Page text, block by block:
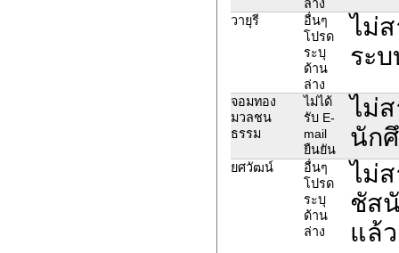
ล่าง
วายุรี
อื่นๆ
โปรด
ระบุ
ด้าน
ล่าง
ไม่
ระ
จอมทอง
มวลชน
ธรรม
ไม่ได้
รับ E-
mail
ยืนยัน
ไม่
นัก
ยศวัฒน์
อื่นๆ
โปรด
ระบุ
ด้าน
ล่าง
ไม่
ชัส
แล้ว